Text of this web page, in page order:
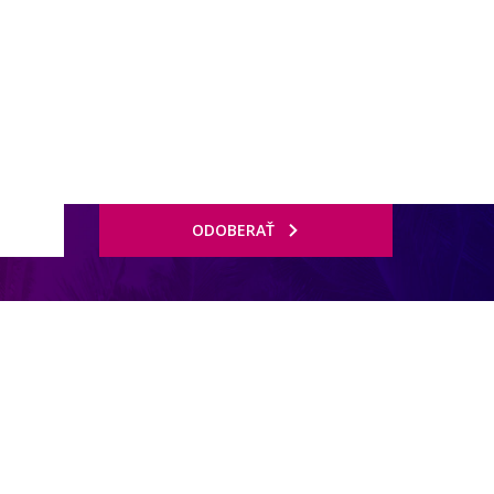
ideálne pre relaxáciu mimo rušného centra.
ODOBERAŤ